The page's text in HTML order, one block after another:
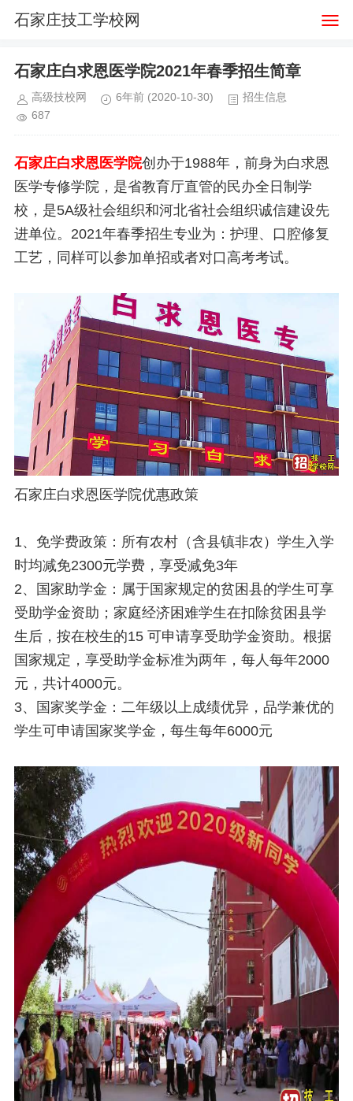
石家庄技工学校网
石家庄白求恩医学院2021年春季招生简章
高级技校网 6年前 (2020-10-30)
招生信息
687
石家庄白求恩医学院创办于1988年，前身为白求恩
医学专修学院，是省教育厅直管的民办全日制学
校，是5A级社会组织和河北省社会组织诚信建设先
进单位。2021年春季招生专业为：护理、口腔修复
工艺，同样可以参加单招或者对口高考考试。
石家庄白求恩医学院优惠政策
1、免学费政策：所有农村（含县镇非农）学生入学
时均减免2300元学费，享受减免3年
2、国家助学金：属于国家规定的贫困县的学生可享
受助学金资助；家庭经济困难学生在扣除贫困县学
生后，按在校生的15 可申请享受助学金资助。根据
国家规定，享受助学金标准为两年，每人每年2000
元，共计4000元。
3、国家奖学金：二年级以上成绩优异，品学兼优的
学生可申请国家奖学金，每生每年6000元